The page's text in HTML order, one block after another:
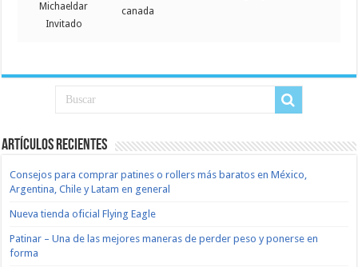
Michaeldar
Invitado
canada
Artículos recientes
Consejos para comprar patines o rollers más baratos en México,
Argentina, Chile y Latam en general
Nueva tienda oficial Flying Eagle
Patinar – Una de las mejores maneras de perder peso y ponerse en
forma